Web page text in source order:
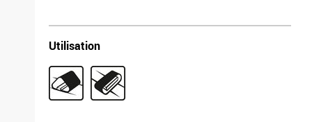
Utilisation